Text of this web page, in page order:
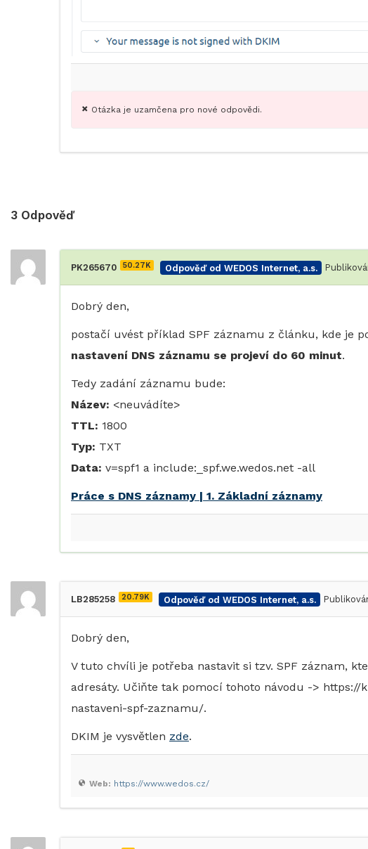
Otázka je uzamčena pro nové odpovědi.
3 Odpověď
PK265670 50.27K Odpověď od WEDOS Internet, a.s.
Dobrý den,
postačí uvést příklad SPF záznamu z článku, kde je
nastavení DNS záznamu se projeví do 60 minut.
Tedy zadání záznamu bude:
Název: <neuvádíte>
TTL: 1800
Typ: TXT
Data: v=spf1 a include:_spf.we.wedos.net -all
Práce s DNS záznamy | 1. Základní záznamy
LB285258 20.79K Odpověď od WEDOS Internet, a.s.
Dobrý den,
V tuto chvíli je potřeba nastavit si tzv. SPF záznam,
adresáty. Učiňte tak pomocí tohoto návodu ->
nastaveni-spf-zaznamu/.
DKIM je vysvětlen zde.
Web: https://www.wedos.cz/